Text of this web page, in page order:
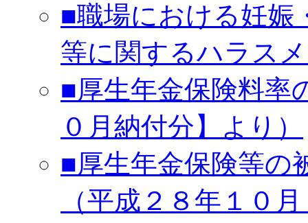
■職場における妊娠
等に関するハラス
■厚生年金保険料率
０月納付分】より）
■厚生年金保険等の
（平成２８年１０